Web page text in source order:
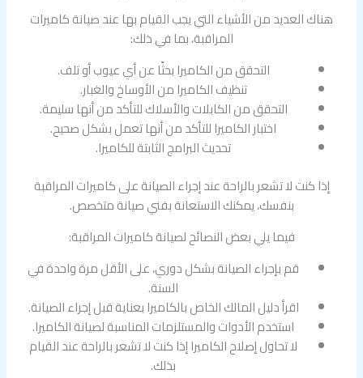
هناك العديد من الأشياء التي يجب القيام بها عند صيانة كاميرات
المراقبة، بما في ذلك:
التحقق من الكاميرا بحثًا عن أي عيوب أو تلف.
تنظيف الكاميرا من الأوساخ والغبار.
التحقق من الكابلات والأسلاك للتأكد من أنها سليمة.
اختبار الكاميرا للتأكد من أنها تعمل بشكل صحيح.
تحديث البرامج الثابتة للكاميرا.
إذا كنت لا تشعر بالراحة عند إجراء الصيانة على كاميرات المراقبة
بنفسك، يمكنك الاستعانة بفني صيانة متخصص.
فيما يلي بعض النصائح لصيانة كاميرات المراقبة:
قم بإجراء الصيانة بشكل دوري، على الأقل مرة واحدة في
السنة.
اقرأ دليل المالك الخاص بالكاميرا بعناية قبل إجراء الصيانة.
استخدم الأدوات والمستلزمات المناسبة لصيانة الكاميرا.
لا تحاول إصلاح الكاميرا إذا كنت لا تشعر بالراحة عند القيام
بذلك.